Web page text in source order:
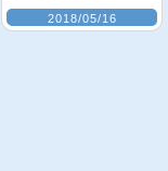
2018/05/16